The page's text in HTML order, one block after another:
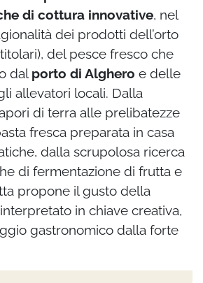
di cottura innovative, nel
dei prodotti dell’orto
del pesce fresco che
dal porto di Alghero e delle
allevatori locali. Dalla
di terra alle prelibatezze
fresca preparata in casa
dalla scrupolosa ricerca
di fermentazione di frutta e
propone il gusto della
in chiave creativa,
gastronomico dalla forte